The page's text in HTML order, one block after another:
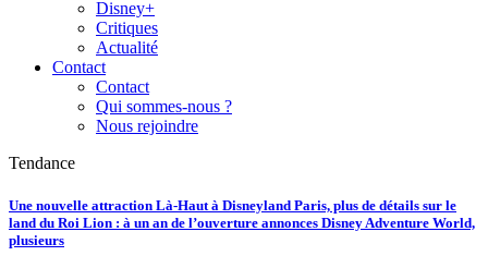
Disney+
Critiques
Actualité
Contact
Contact
Qui sommes-nous ?
Nous rejoindre
Tendance
Une nouvelle attraction Là-Haut à Disneyland Paris, plus de détails sur le
land du Roi Lion : à un an de l’ouverture annonces Disney Adventure World,
plusieurs